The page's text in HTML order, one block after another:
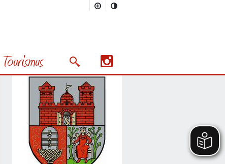
Tourismus Suchmaske öffnen/schließen
Nächstes Bild
Stabsstelle Presse und
Präsentation